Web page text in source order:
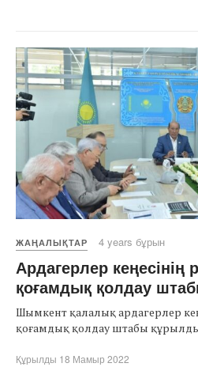
ЖАҢАЛЫҚТАР 4 years бұрын
Ардагерлер
қоғамдық қолдау
Шымкент қалалық ардагерлер
қоғамдық қолдау штабы
Құрылды 18 Мамыр 2022